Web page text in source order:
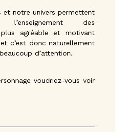
et notre univers permettent
des
plus agréable et motivant
c’est donc naturellement
d’attention.
voudriez-vous voir